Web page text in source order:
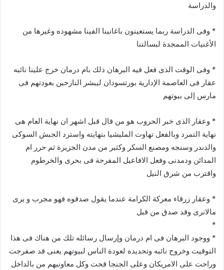
والدراسة
* وفى الدراسة ربما يستعينون باغانينا الفينا مشهوده وغيرها من
الأغنيات الممجدة لبسالتنا
* وفى الوقت الذى فعل فيه البرهان ذلك بام درمان خرج علينا نائبه
عقار فى العاصمة الإدارية بورتسودان ليبشر النازحين بعودتهم فى
مارس إلى بيوتهم
* وعقار الذى خبر الحروب هو من قال قبل اشهر ان نهاية العام هى
نهاية التمرد وبالفعل تهاوت المليشيا بنهايته واسترد الجبش السوكى
والدندر وسنجه ومصنع السكر وكثير من مدن الجزيرة ثم حرر ام
المدائن ودمدنى وفعل الافاعيل المفرحة فى بحرى والخرطوم
واقترب من شرق النيل
* وعقار زرقاء معركة الكرامة عندما يقول صدقوه فهو مجرب و يرى
مالانرى وقد صدق من قبل
*
* ووجود البرهان فى ام درمان وإرسال رسائله تلك من هناك فى هذا
التوقيت وخروج نائبه وتحديده لعودة الناس لبيوتهم يعنى قد صفرجت
وراحت على الامريكان وعلى الجنجا قحت وكل معاونيهم من بالداخل